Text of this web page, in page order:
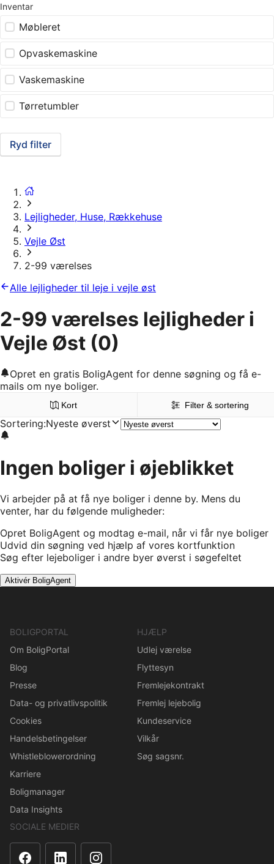
Inventar
Møbleret
Opvaskemaskine
Vaskemaskine
Tørretumbler
Ryd filter
Lejligheder, Huse, Rækkehuse
Vejle Øst
2-99 værelses
Alle lejligheder til leje i vejle øst
2-99 værelses lejligheder i
Vejle Øst (0)
Opret en gratis BoligAgent for denne søgning og få e-
mails om nye boliger.
Kort Filter & sortering
Sortering:Nyeste øverst
Ingen boliger i øjeblikket
Vi arbejder på at få nye boliger i denne by. Mens du
venter, har du følgende muligheder:
Opret BoligAgent og modtag e-mail, når vi får nye boliger
Udvid din søgning ved hjælp af vores kortfunktion
Søg efter lejeboliger i andre byer øverst i søgefeltet
Aktivér BoligAgent
BOLIGPORTAL
Om BoligPortal
Blog
Presse
Data- og privatlivspolitik
Cookies
Handelsbetingelser
Whistleblowerordning
Karriere
Boligmanager
Data Insights
HJÆLP
Udlej værelse
Flyttesyn
Fremlejekontrakt
Fremlej lejebolig
Kundeservice
Vilkår
Søg sagsnr.
SOCIALE MEDIER